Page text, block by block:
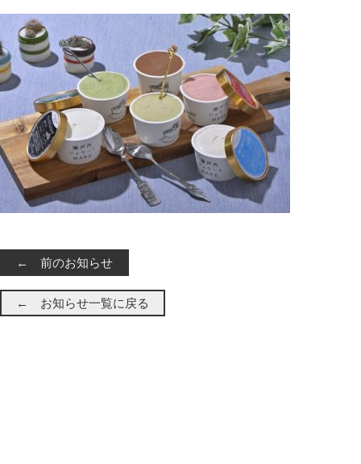
← 前のお知らせ
← お知らせ一覧に戻る